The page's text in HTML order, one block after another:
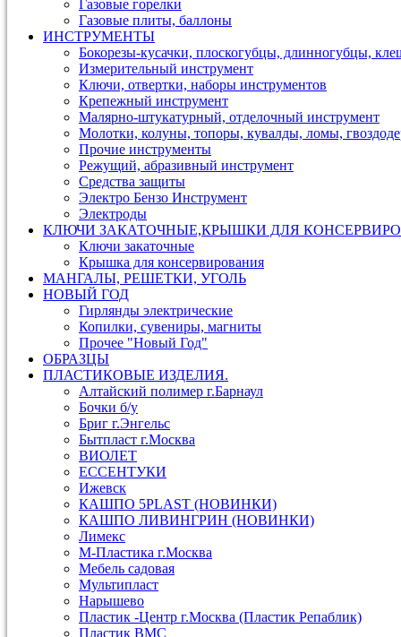
Газовые горелки
Газовые плиты, баллоны
ИНСТРУМЕНТЫ
Бокорезы-кусачки, плоскогубцы, длинногубцы,
Измерительный инструмент
Ключи, отвертки, наборы инструментов
Крепежный инструмент
Малярно-штукатурный, отделочный инструмент
Молотки, колуны, топоры, кувалды, ломы,
Прочие инструменты
Режущий, абразивный инструмент
Средства защиты
Электро Бензо Инструмент
Электроды
КЛЮЧИ ЗАКАТОЧНЫЕ,КРЫШКИ ДЛЯ
Ключи закаточные
Крышка для консервирования
МАНГАЛЫ, РЕШЕТКИ, УГОЛЬ
НОВЫЙ ГОД
Гирлянды электрические
Копилки, сувениры, магниты
Прочее "Новый Год"
ОБРАЗЦЫ
ПЛАСТИКОВЫЕ ИЗДЕЛИЯ.
Алтайский полимер г.Барнаул
Бочки б/у
Бриг г.Энгельс
Бытпласт г.Москва
ВИОЛЕТ
ЕССЕНТУКИ
Ижевск
КАШПО 5PLAST (НОВИНКИ)
КАШПО ЛИВИНГРИН (НОВИНКИ)
Лимекс
М-Пластика г.Москва
Мебель садовая
Мультипласт
Нарышево
Пластик -Центр г.Москва (Пластик Репаблик)
Пластик ВМС